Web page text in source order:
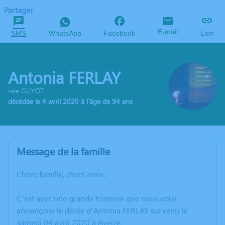
Partager
SMS WhatsApp Facebook E-mail Lien
Antonia FERLAY
née GUYOT
décédée le 4 avril 2020 à l'âge de 94 ans
Message de la famille
Chère famille, chers amis,
C’est avec une grande tristesse que nous vous
annonçons le décès d’Antonia FERLAY survenu le
samedi 04 avril 2020 à Aveize.